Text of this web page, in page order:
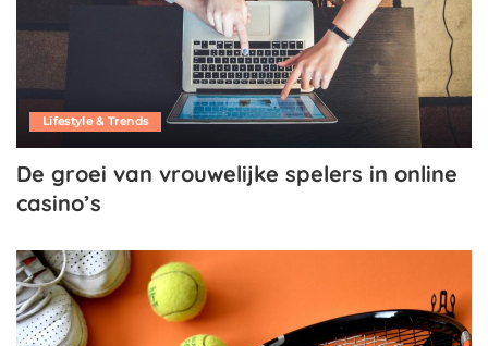
Lifestyle & Trends
De groei van vrouwelijke spelers in online
casino’s